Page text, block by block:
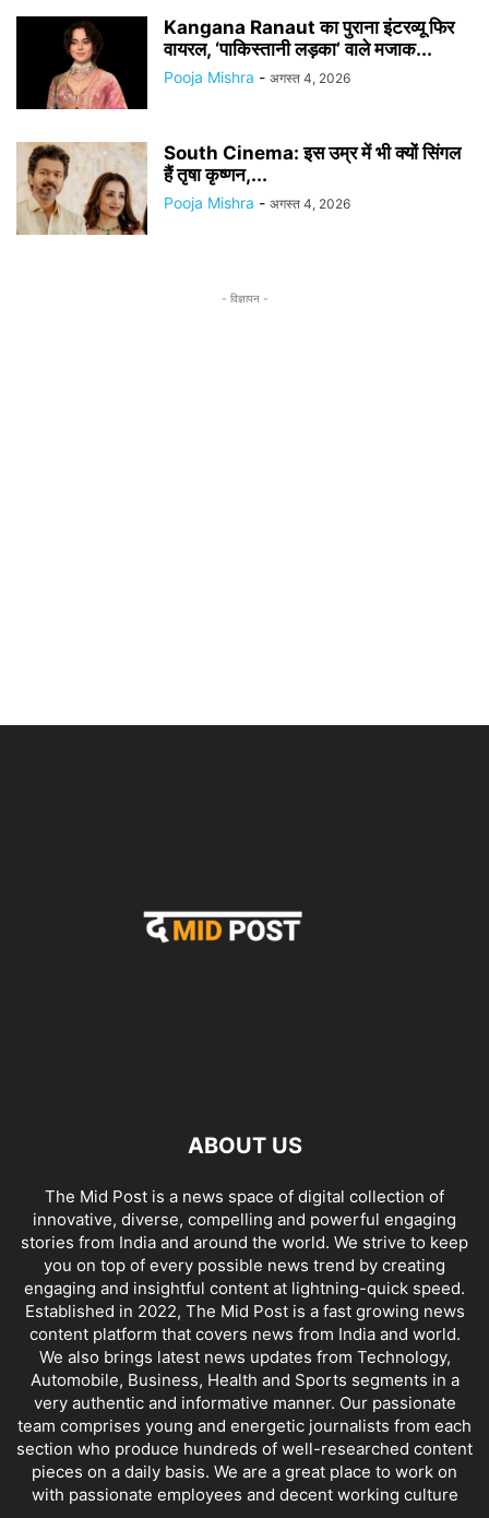
Kangana Ranaut का पुराना इंटरव्यू फिर
वायरल, ‘पाकिस्तानी लड़का’ वाले मजाक...
Pooja Mishra - अगस्त 4, 2026
South Cinema: इस उम्र में भी क्यों सिंगल
हैं तृषा कृष्णन,...
Pooja Mishra - अगस्त 4, 2026
- विज्ञापन -
ABOUT US
The Mid Post is a news space of digital collection of
innovative, diverse, compelling and powerful engaging
stories from India and around the world. We strive to keep
you on top of every possible news trend by creating
engaging and insightful content at lightning-quick speed.
Established in 2022, The Mid Post is a fast growing news
content platform that covers news from India and world.
We also brings latest news updates from Technology,
Automobile, Business, Health and Sports segments in a
very authentic and informative manner. Our passionate
team comprises young and energetic journalists from each
section who produce hundreds of well-researched content
pieces on a daily basis. We are a great place to work on
with passionate employees and decent working culture